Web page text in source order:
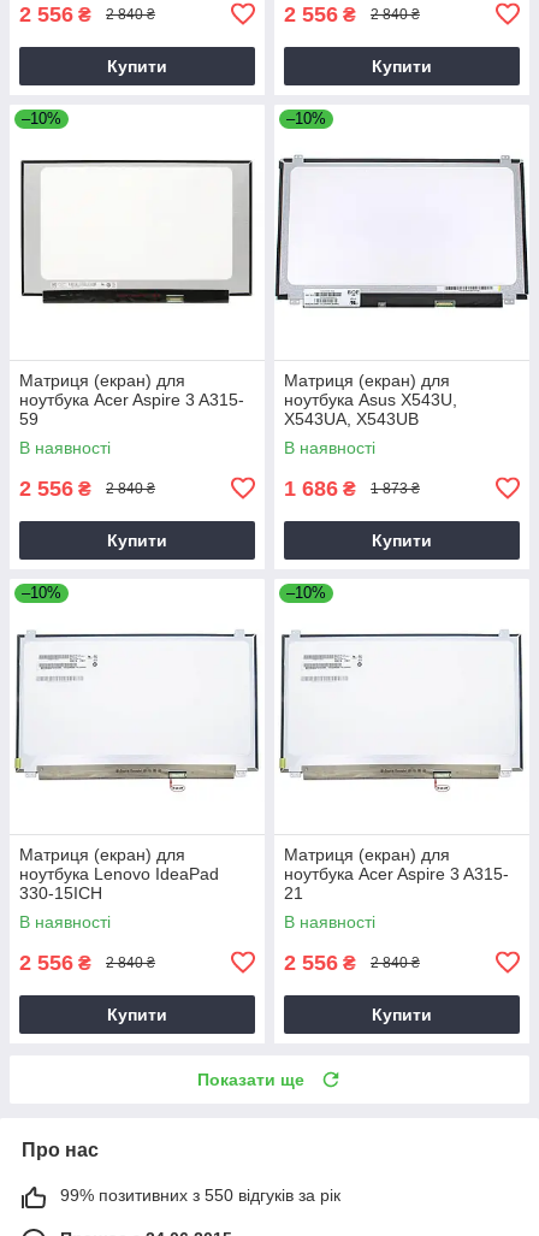
2 556 ₴ 2 840 ₴
Купити
2 556 ₴ 2 840 ₴
Купити
–10%
Матриця (екран) для
ноутбука Acer Aspire 3 A315-
59
В наявності
2 556 ₴ 2 840 ₴
Купити
–10%
Матриця (екран) для
ноутбука Asus X543U,
X543UA, X543UB
В наявності
1 686 ₴ 1 873 ₴
Купити
–10%
Матриця (екран) для
ноутбука Lenovo IdeaPad
330-15ICH
В наявності
2 556 ₴ 2 840 ₴
Купити
–10%
Матриця (екран) для
ноутбука Acer Aspire 3 A315-
21
В наявності
2 556 ₴ 2 840 ₴
Купити
Показати ще
Про нас
99% позитивних з 550 відгуків за рік